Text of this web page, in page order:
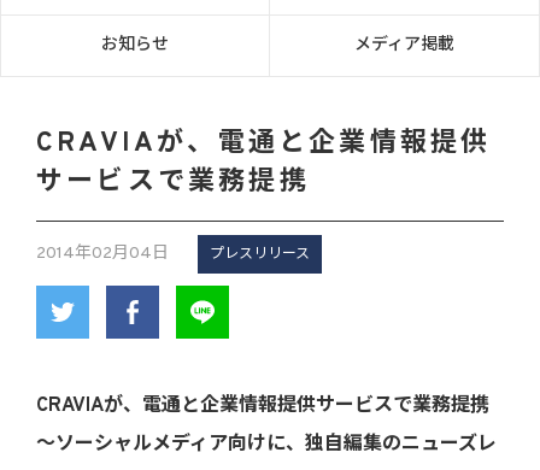
お知らせ メディア掲載
CRAVIAが、電通と企業情報提供
サービスで業務提携
2014年02月04日 プレスリリース
CRAVIAが、電通と企業情報提供サービスで業務提携
～ソーシャルメディア向けに、独自編集のニューズレ